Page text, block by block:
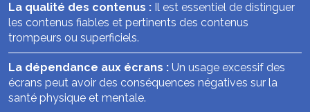
La qualité des contenus : Il est essentiel de distinguer
les contenus fiables et pertinents des contenus
trompeurs ou superficiels.
La dépendance aux écrans : Un usage excessif des
écrans peut avoir des conséquences négatives sur la
santé physique et mentale.